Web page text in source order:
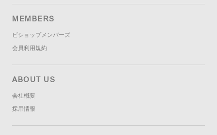
MEMBERS
ビショップメンバーズ
会員利用規約
ABOUT US
会社概要
採用情報